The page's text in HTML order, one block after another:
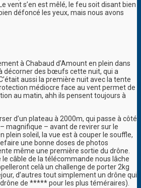
vent s’en est mêlé, le feu soit disant bien
défoncé les yeux, mais nous avons
à Chabaud d’Amount en plein dans
décorner des bœufs cette nuit, qui a
aussi la première nuit avec la tente
médiocre face au vent permet de
au matin, ahh ils pensent toujours à
d’un plateau à 2000m, qui passe à côté
magnifique – avant de revirer sur le
plein soleil, la vue est à couper le souffle,
une bonne doses de photos
même une première sortie du drône.
le câble de la télécommande nous lâche
celà un challenge de porter 2kg
d’autres tout simplement un drône qui
de ***** pour les plus téméraires).